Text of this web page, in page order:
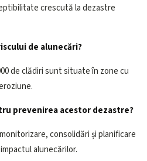
crescută la dezastre
de alunecări?
de clădiri sunt situate în zone cu
prevenirea acestor dezastre?
consolidări și planificare
alunecărilor.